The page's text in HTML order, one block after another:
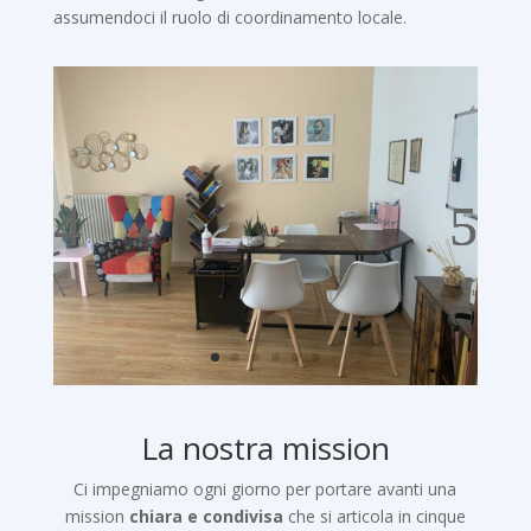
assumendoci il ruolo di coordinamento locale.
La nostra mission
Ci impegniamo ogni giorno per portare avanti una
mission chiara e condivisa che si articola in cinque